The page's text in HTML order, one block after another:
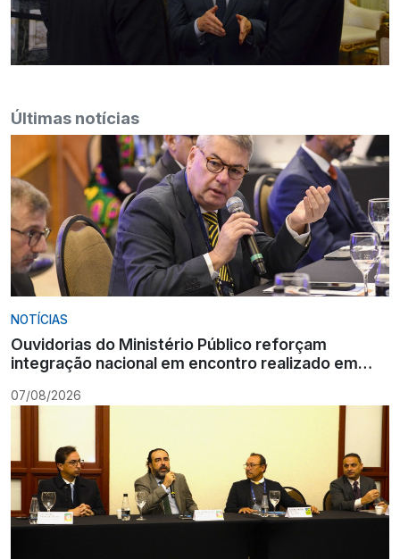
Últimas notícias
NOTÍCIAS
Ouvidorias do Ministério Público reforçam
integração nacional em encontro realizado em
07/08/2026